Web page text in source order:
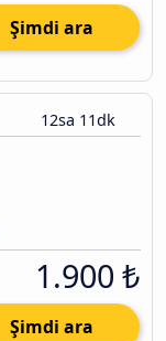
Şimdi ara
12sa 11dk
1.900 ₺
Şimdi ara